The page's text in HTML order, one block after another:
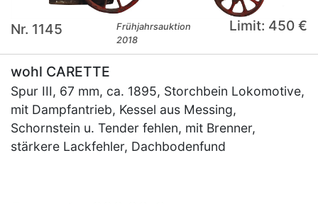
Nr. 1145
Frühjahrsauktion
2018
Limit: 450 €
wohl CARETTE
Spur III, 67 mm, ca. 1895, Storchbein Lokomotive,
mit Dampfantrieb, Kessel aus Messing,
Schornstein u. Tender fehlen, mit Brenner,
stärkere Lackfehler, Dachbodenfund